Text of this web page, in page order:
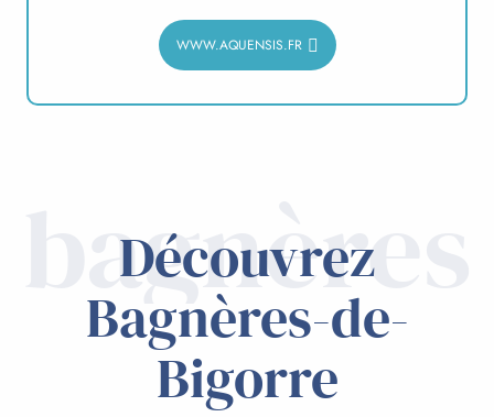
WWW.AQUENSIS.FR
bagnères
Découvrez
Bagnères-de-
Bigorre